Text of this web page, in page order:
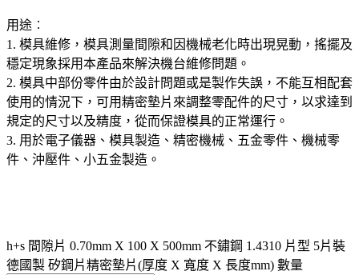
用途︰
1. 模具維修，模具測量間隙和因機械老化時出現晃動，搖擺及
穩定現象採用本產品來解決機台維修問題。
2. 模具中部份零件由於設計問題或是製作失誤，不能互相配套
使用的情況下，可用精密墊片來調整零配件的尺寸，以求達到
規定的尺寸以及精度，從而保證模具的正常運行。
3. 用於電子儀器、模具製造、精密機械、五金零件、機械零
件、沖壓件、小五金製造。
h+s 間隙片 0.70mm X 100 X 500mm 不鏽鋼 1.4310 片型 5片裝
德國製 矽鋼片精密墊片(厚度 X 寬度 X 長度mm) 數量